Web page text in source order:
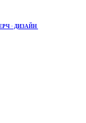
· ДИЗАЙН